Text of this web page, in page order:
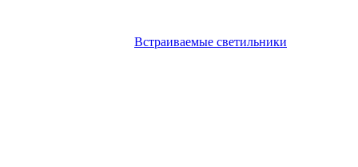
Встраиваемые светильники